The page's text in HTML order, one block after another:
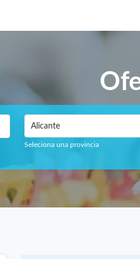
Alicante
Seleciona una provincia